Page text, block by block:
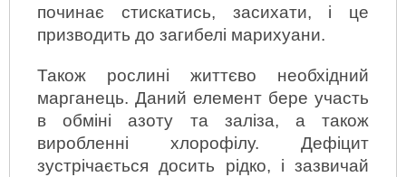
починає стискатись, засихати, і це
призводить до загибелі марихуани.
Також рослині життєво необхідний
марганець. Даний елемент бере участь
в обміні азоту та заліза, а також
виробленні хлорофілу. Дефіцит
зустрічається досить рідко, і зазвичай